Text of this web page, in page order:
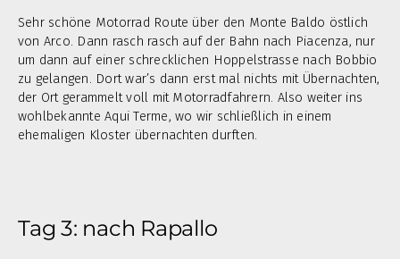
Sehr schöne Motorrad Route über den Monte Baldo östlich
von Arco. Dann rasch rasch auf der Bahn nach Piacenza, nur
um dann auf einer schrecklichen Hoppelstrasse nach Bobbio
zu gelangen. Dort war’s dann erst mal nichts mit Übernachten,
der Ort gerammelt voll mit Motorradfahrern. Also weiter ins
wohlbekannte Aqui Terme, wo wir schließlich in einem
ehemaligen Kloster übernachten durften.
Tag 3: nach Rapallo